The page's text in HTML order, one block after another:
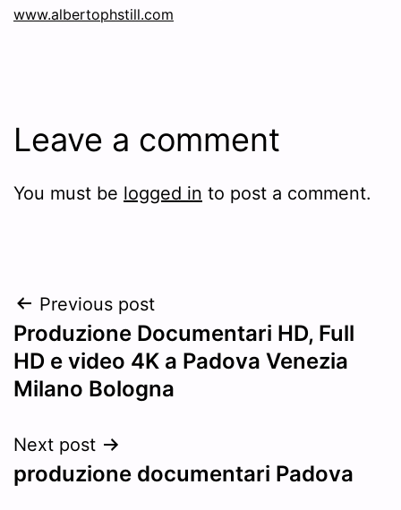
www.albertophstill.com
Leave a comment
You must be logged in to post a comment.
Post
navigation
Previous post
Produzione Documentari HD, Full
HD e video 4K a Padova Venezia
Milano Bologna
Next post
produzione documentari Padova